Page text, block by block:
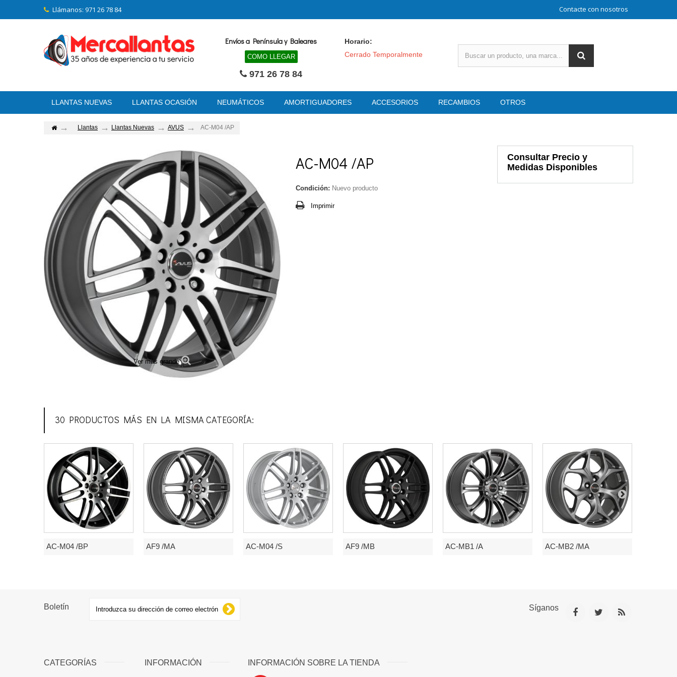
Contacte con nosotros
Llámanos: 971 26 78 84
Envíos a Península y Baleares
COMO LLEGAR
971 26 78 84
Horario:
Cerrado Temporalmente
LLANTAS NUEVAS LLANTAS OCASIÓN NEUMÁTICOS AMORTIGUADORES ACCESORIOS RECAMBIOS OTROS
Llantas Llantas Nuevas AVUS AC-M04 /AP
Ver más grande
AC-M04 /AP
Condición: Nuevo producto
Imprimir
Consultar Precio y
Medidas Disponibles
30 PRODUCTOS MÁS EN LA MISMA CATEGORÍA:
AC-M04 /BP AF9 /MA AC-M04 /S AF9 /MB AC-MB1 /A AC-MB2 /MA
Boletín Síganos
CATEGORÍAS INFORMACIÓN INFORMACIÓN SOBRE LA TIENDA